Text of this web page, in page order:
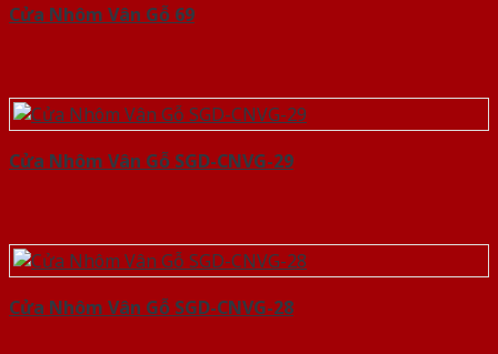
Cửa Nhôm Vân Gỗ 69
Cửa Nhôm Vân Gỗ SGD-CNVG-29
Cửa Nhôm Vân Gỗ SGD-CNVG-28